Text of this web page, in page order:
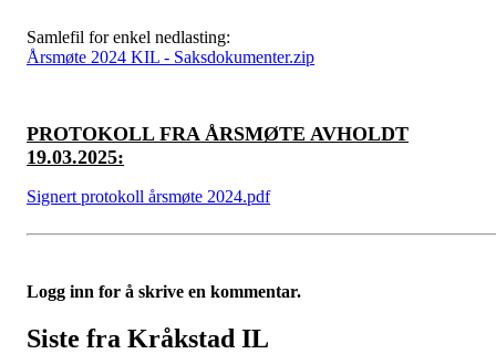
Samlefil for enkel nedlasting:
Årsmøte 2024 KIL - Saksdokumenter.zip
PROTOKOLL FRA ÅRSMØTE AVHOLDT
19.03.2025:
Signert protokoll årsmøte 2024.pdf
Logg inn for å skrive en kommentar.
Siste fra Kråkstad IL